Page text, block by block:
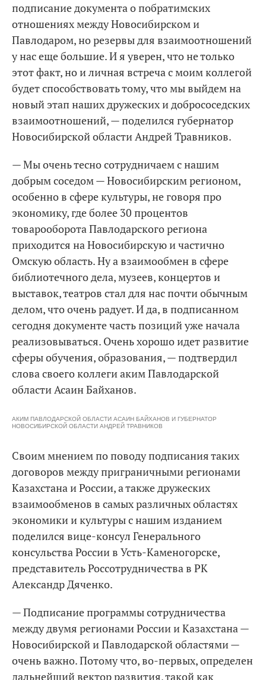
подписание документа о побратимских
отношениях между Новосибирском и
Павлодаром, но резервы для взаимоотношений
у нас еще большие. И я уверен, что не только
этот факт, но и личная встреча с моим коллегой
будет способствовать тому, что мы выйдем на
новый этап наших дружеских и добрососедских
взаимоотношений, — поделился губернатор
Новосибирской области Андрей Травников.
— Мы очень тесно сотрудничаем с нашим
добрым соседом — Новосибирским регионом,
особенно в сфере культуры, не говоря про
экономику, где более 30 процентов
товарооборота Павлодарского региона
приходится на Новосибирскую и частично
Омскую область. Ну а взаимообмен в сфере
библиотечного дела, музеев, концертов и
выставок, театров стал для нас почти обычным
делом, что очень радует. И да, в подписанном
сегодня документе часть позиций уже начала
реализовываться. Очень хорошо идет развитие
сферы обучения, образования, — подтвердил
слова своего коллеги аким Павлодарской
области Асаин Байханов.
АКИМ ПАВЛОДАРСКОЙ ОБЛАСТИ АСАИН БАЙХАНОВ И ГУБЕРНАТОР
НОВОСИБИРСКОЙ ОБЛАСТИ АНДРЕЙ ТРАВНИКОВ
Своим мнением по поводу подписания таких
договоров между приграничными регионами
Казахстана и России, а также дружеских
взаимообменов в самых различных областях
экономики и культуры с нашим изданием
поделился вице-консул Генерального
консульства России в Усть-Каменогорске,
представитель Россотрудничества в РК
Александр Дяченко.
— Подписание программы сотрудничества
между двумя регионами России и Казахстана —
Новосибирской и Павлодарской областями —
очень важно. Потому что, во-первых, определен
дальнейший вектор развития, такой как